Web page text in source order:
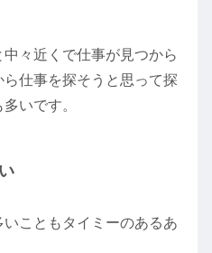
々近くで仕事が見つから
仕事を探そうと思って探
いです。
こともタイミーのあるあ